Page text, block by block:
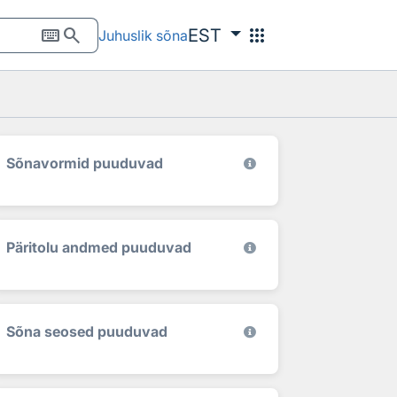
keyboardsearch Juhuslik sõnaEST apps
Sõnavormid puuduvad
Päritolu andmed puuduvad
Sõna seosed puuduvad